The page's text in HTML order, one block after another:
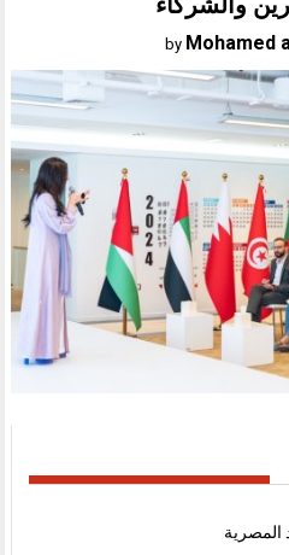
Mohamed
المصرية